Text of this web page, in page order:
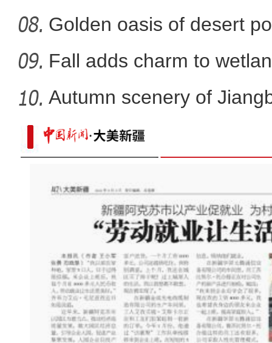
【万人说新疆】美合日阿依
Golden oasis of desert
Fall adds charm to
Autumn scenery of